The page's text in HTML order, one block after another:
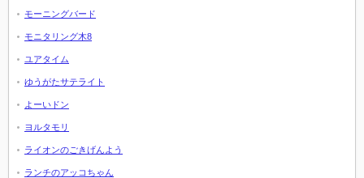
モーニングバード
モニタリング木8
ユアタイム
ゆうがたサテライト
よーいドン
ヨルタモリ
ライオンのごきげんよう
ランチのアッコちゃん